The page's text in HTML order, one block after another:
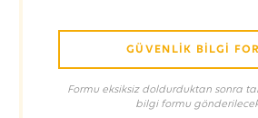
GÜVENLİK BİLGİ
Formu eksiksiz doldurduktan sonra
bilgi formu